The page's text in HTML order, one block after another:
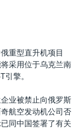
重型直升机项目
采用位于乌克兰南
引擎。
业被禁止向俄罗斯
航空发动机公司否
同中国签署了有关